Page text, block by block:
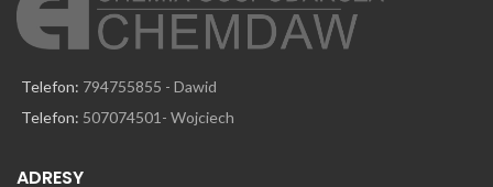
Telefon: 794755855 - Dawid
Telefon: 507074501- Wojciech
ADRESY